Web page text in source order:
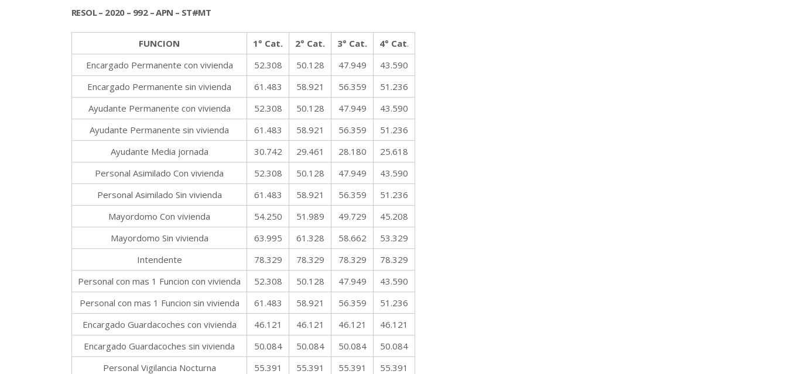
RESOL – 2020 – 992 – APN – ST#MT
FUNCION 1° Cat. 2° Cat. 3° Cat. 4° Cat.
Encargado Permanente con vivienda
52.308 50.128 47.949
43.590
Encargado Permanente sin vivienda
61.483 58.921 56.359
51.236
Ayudante Permanente con vivienda
52.308 50.128 47.949
43.590
Ayudante Permanente sin vivienda
61.483 58.921 56.359
51.236
Ayudante Media jornada
30.742 29.461 28.180
25.618
Personal Asimilado Con vivienda
52.308 50.128 47.949
43.590
Personal Asimilado Sin vivienda
61.483 58.921 56.359
51.236
Mayordomo Con vivienda
54.250 51.989 49.729
45.208
Mayordomo Sin vivienda
63.995 61.328 58.662
53.329
Intendente
78.329 78.329 78.329
78.329
Personal con mas 1 Funcion con vivienda
52.308 50.128 47.949
43.590
Personal con mas 1 Funcion sin vivienda
61.483 58.921 56.359
51.236
Encargado Guardacoches con vivienda
46.121 46.121 46.121
46.121
Encargado Guardacoches sin vivienda
50.084 50.084 50.084
50.084
Personal Vigilancia Nocturna
55.391 55.391 55.391
55.391